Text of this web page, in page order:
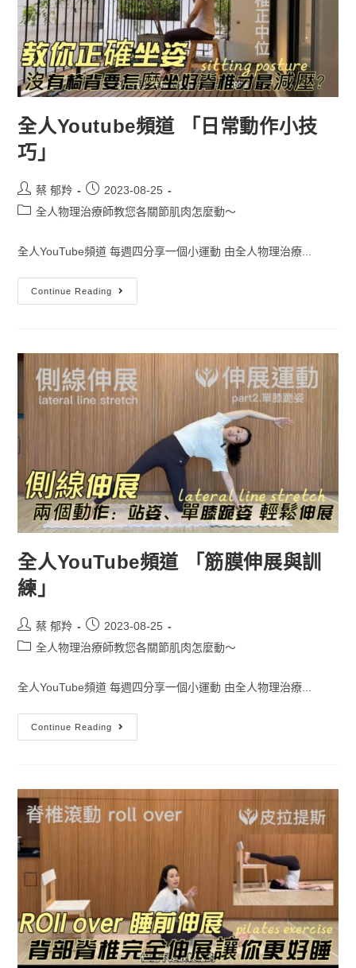
全人Youtube頻道 「日常動作小技
巧」
蔡 郁羚
2023-08-25
全人物理治療師教您各關節肌肉怎麼動～
全人YouTube頻道 每週四分享一個小運動 由全人物理治療...
Continue Reading
全人YouTube頻道 「筋膜伸展與訓
練」
蔡 郁羚
2023-08-25
全人物理治療師教您各關節肌肉怎麼動～
全人YouTube頻道 每週四分享一個小運動 由全人物理治療...
Continue Reading